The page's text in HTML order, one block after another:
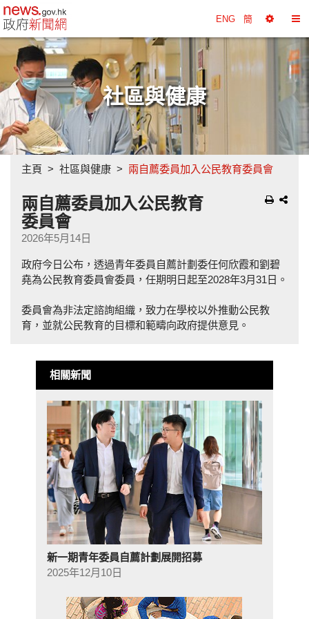
政府新聞網主頁 ENG 簡
擇
換
目
錄
社區與健康
主頁 社區與健康 兩自薦委員加入公民教育委員會
兩自薦委員加入公民教育
委員會
2026年5月14日
政府今日公布，透過青年委員自薦計劃委任何欣霞和劉碧
堯為公民教育委員會委員，任期明日起至2028年3月31日。
委員會為非法定諮詢組織，致力在學校以外推動公民教
育，並就公民教育的目標和範疇向政府提供意見。
相關新聞
新一期青年委員自薦計劃展開招募
2025年12月10日